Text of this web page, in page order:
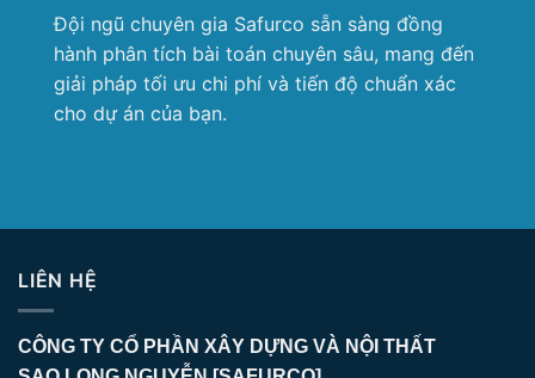
Đội ngũ chuyên gia Safurco sẵn sàng đồng
hành phân tích bài toán chuyên sâu, mang đến
giải pháp tối ưu chi phí và tiến độ chuẩn xác
cho dự án của bạn.
LIÊN HỆ
CÔNG TY CỔ PHẦN XÂY DỰNG VÀ NỘI THẤT